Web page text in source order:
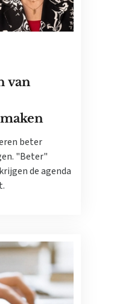
van
beter
"Beter"
de agenda